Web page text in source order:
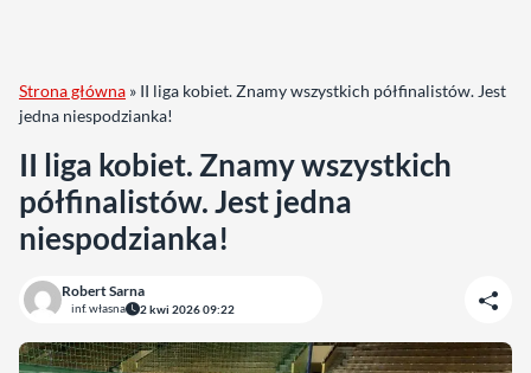
Strona główna » II liga kobiet. Znamy wszystkich półfinalistów. Jest
jedna niespodzianka!
II liga kobiet. Znamy wszystkich
półfinalistów. Jest jedna
niespodzianka!
Robert Sarna
inf. własna 2 kwi 2026 09:22